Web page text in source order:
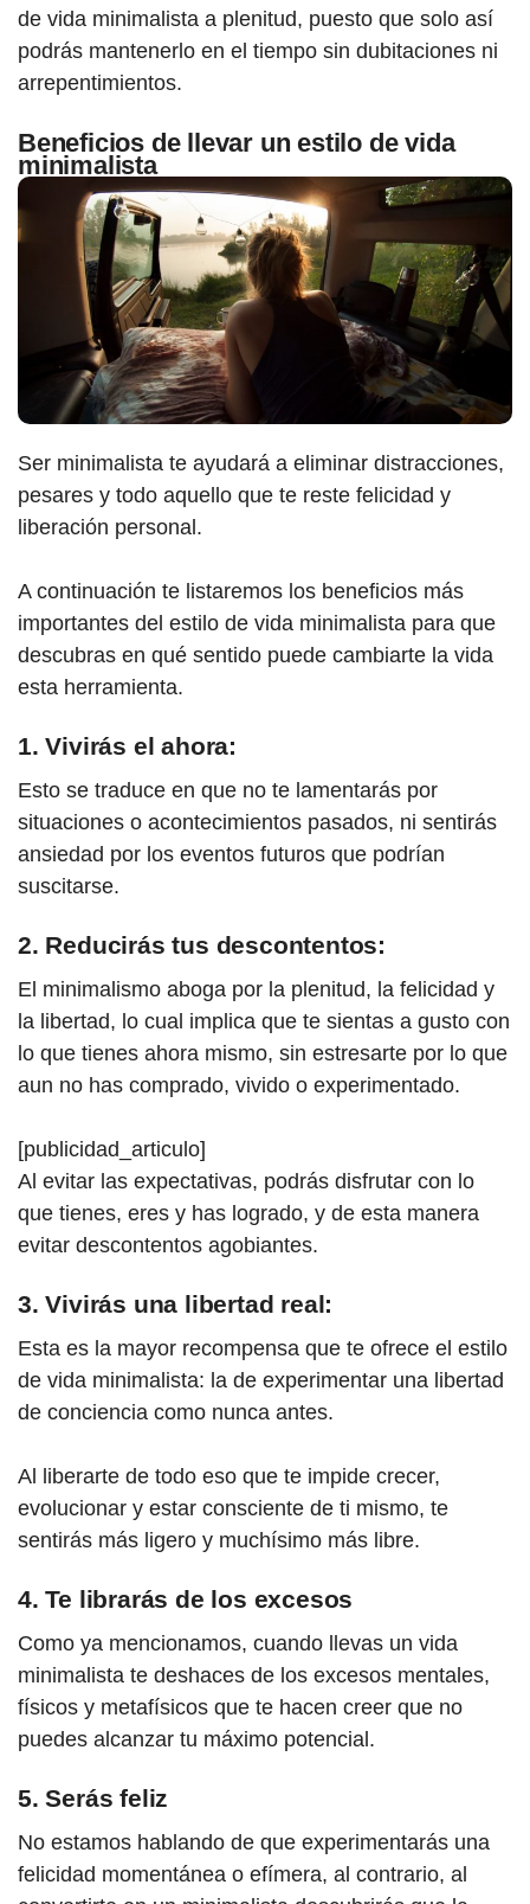
de vida minimalista a plenitud, puesto que solo así
podrás mantenerlo en el tiempo sin dubitaciones ni
arrepentimientos.
Beneficios de llevar un estilo de vida
minimalista
Ser minimalista te ayudará a eliminar distracciones,
pesares y todo aquello que te reste felicidad y
liberación personal.
A continuación te listaremos los beneficios más
importantes del estilo de vida minimalista para que
descubras en qué sentido puede cambiarte la vida
esta herramienta.
1. Vivirás el ahora:
Esto se traduce en que no te lamentarás por
situaciones o acontecimientos pasados, ni sentirás
ansiedad por los eventos futuros que podrían
suscitarse.
2. Reducirás tus descontentos:
El minimalismo aboga por la plenitud, la felicidad y
la libertad, lo cual implica que te sientas a gusto con
lo que tienes ahora mismo, sin estresarte por lo que
aun no has comprado, vivido o experimentado.
[publicidad_articulo]
Al evitar las expectativas, podrás disfrutar con lo
que tienes, eres y has logrado, y de esta manera
evitar descontentos agobiantes.
3. Vivirás una libertad real:
Esta es la mayor recompensa que te ofrece el estilo
de vida minimalista: la de experimentar una libertad
de conciencia como nunca antes.
Al liberarte de todo eso que te impide crecer,
evolucionar y estar consciente de ti mismo, te
sentirás más ligero y muchísimo más libre.
4. Te librarás de los excesos
Como ya mencionamos, cuando llevas un vida
minimalista te deshaces de los excesos mentales,
físicos y metafísicos que te hacen creer que no
puedes alcanzar tu máximo potencial.
5. Serás feliz
No estamos hablando de que experimentarás una
felicidad momentánea o efímera, al contrario, al